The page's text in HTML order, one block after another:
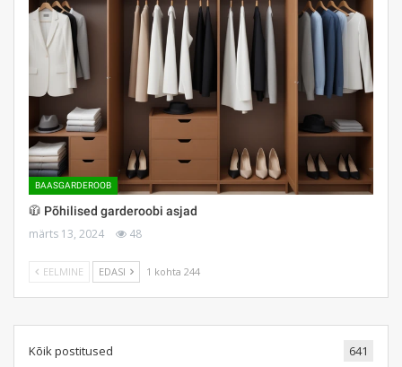
BAASGARDEROOB
🧥 Põhilised garderoobi asjad
märts 13, 2024 48
EELMINE EDASI 1 kohta 244
Kõik postitused 641